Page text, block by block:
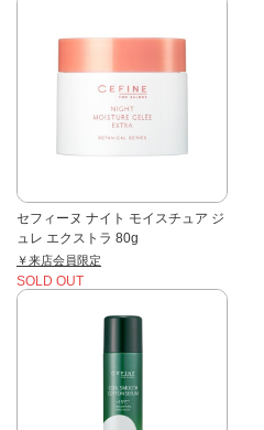
セフィーヌ ナイト モイスチュア ジ
ュレ エクストラ 80g
￥来店会員限定
SOLD OUT